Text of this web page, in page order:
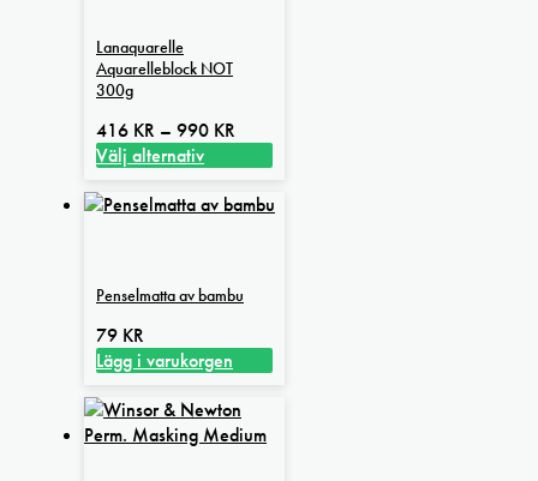
Lanaquarelle
Aquarelleblock NOT
300g
416 KR – 990 KR
416 kr
990 kr
Välj alternativ
här
varianter.
De
olika
alternativen
kan
väljas
Penselmatta av bambu
79 KR
Lägg i varukorgen